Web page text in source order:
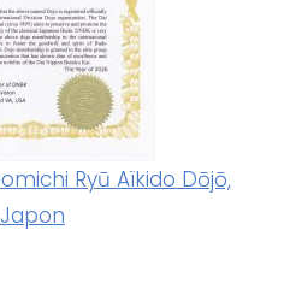
Ryū Aïkido Dōjō,
Japon